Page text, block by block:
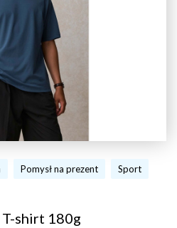
Pomysł na prezent
Sport
shirt 180g